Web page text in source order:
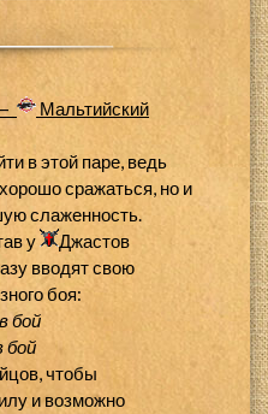
Мальтийский
в этой паре, ведь
сражаться, но и
слаженность.
у
Джастов
вводят свою
боя:
бой
бой
чтобы
и возможно